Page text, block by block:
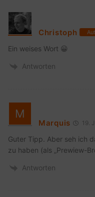
Christoph
Ein weises Wort 😀
Antworten
Marquis 19.
Guter Tipp. Aber seh ich
zu haben (als „Prewiew-
Antworten